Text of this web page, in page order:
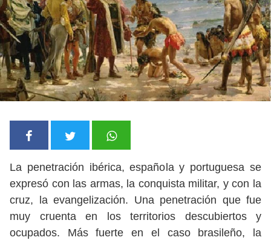
La penetración ibérica, española y portuguesa se
expresó con las armas, la conquista militar, y con la
cruz, la evangelización. Una penetración que fue
muy cruenta en los territorios descubiertos y
ocupados. Más fuerte en el caso brasileño, la